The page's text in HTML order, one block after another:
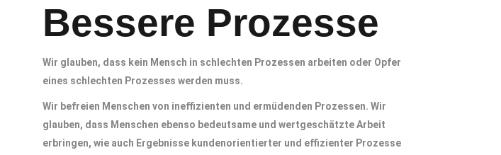
Bessere Prozesse
Wir glauben, dass kein Mensch in schlechten Prozessen arbeiten oder Opfer
eines schlechten Prozesses werden muss.
Wir befreien Menschen von ineffizienten und ermüdenden Prozessen. Wir
glauben, dass Menschen ebenso bedeutsame und wertgeschätzte Arbeit
erbringen, wie auch Ergebnisse kundenorientierter und effizienter Prozesse